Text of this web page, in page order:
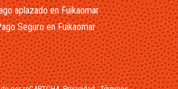
aplazado en Fuikaomar
Seguro en Fuikaomar